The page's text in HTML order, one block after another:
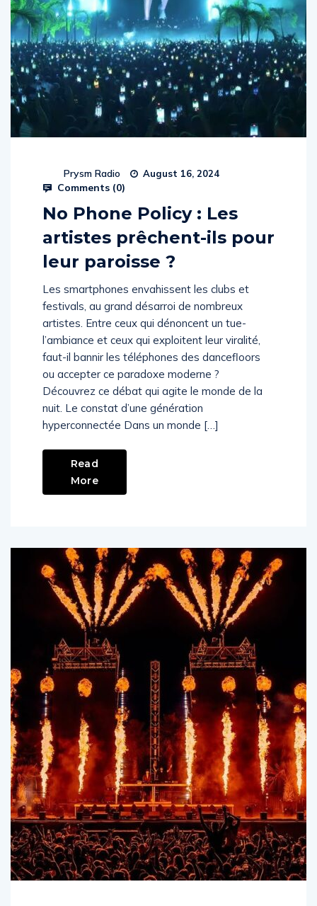
Prysm Radio August 16, 2024
Comments (0)
No Phone Policy : Les
artistes prêchent-ils pour
leur paroisse ?
Les smartphones envahissent les clubs et
festivals, au grand désarroi de nombreux
artistes. Entre ceux qui dénoncent un tue-
l’ambiance et ceux qui exploitent leur viralité,
faut-il bannir les téléphones des dancefloors
ou accepter ce paradoxe moderne ?
Découvrez ce débat qui agite le monde de la
nuit. Le constat d’une génération
hyperconnectée Dans un monde […]
Read
More